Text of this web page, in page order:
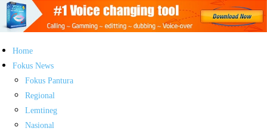
Home
Fokus News
Fokus Pantura
Regional
Lemtineg
Nasional